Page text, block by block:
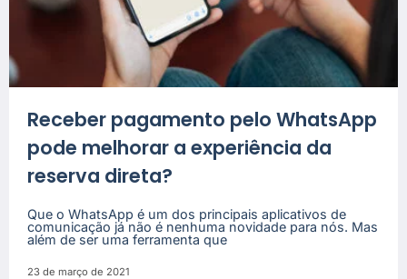
Receber pagamento pelo WhatsApp
pode melhorar a experiência da
reserva direta?
Que o WhatsApp é um dos principais aplicativos de
comunicação já não é nenhuma novidade para nós. Mas
além de ser uma ferramenta que
23 de março de 2021